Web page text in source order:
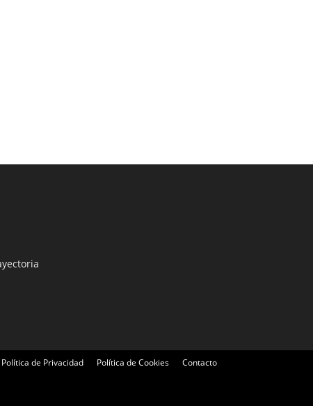
Política de Privacidad Política de Cookies Contacto